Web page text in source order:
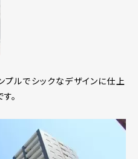
プルでシックなデザインに仕上
。